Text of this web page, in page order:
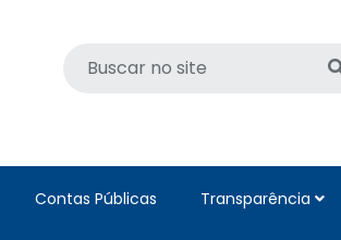
Contas Públicas Transparência